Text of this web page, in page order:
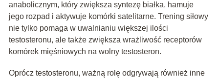
anabolicznym, który zwiększa syntezę białka, hamuje
jego rozpad i aktywuje komórki satelitarne. Trening siłowy
nie tylko pomaga w uwalnianiu większej ilości
testosteronu, ale także zwiększa wrażliwość receptorów
komórek mięśniowych na wolny testosteron.
Oprócz testosteronu, ważną rolę odgrywają również inne